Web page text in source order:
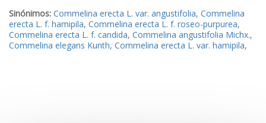
Sinónimos: Commelina erecta L. var. angustifolia, Commelina
erecta L. f. hamipila, Commelina erecta L. f. roseo-purpurea,
Commelina erecta L. f. candida, Commelina angustifolia Michx.,
Commelina elegans Kunth, Commelina erecta L. var. hamipila,